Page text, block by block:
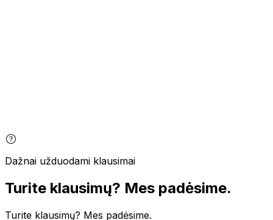
Dažnai užduodami klausimai
Turite klausimų? Mes padėsime.
Turite klausimų? Mes padėsime.